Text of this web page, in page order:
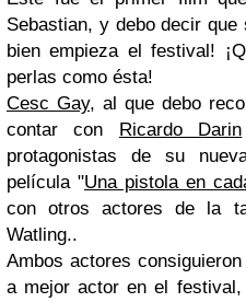
Sebastian, y debo decir que
bien empieza el festival!
perlas como ésta!
Cesc Gay, al que debo
contar con Ricardo Darin
protagonistas de su
película "Una pistola en
con otros actores de la
Watling..
Ambos actores
a mejor actor en el